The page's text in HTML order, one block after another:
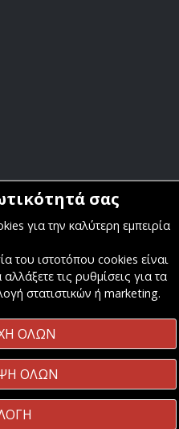
Κατασκευή & Φιλοξενία
σας
για την καλύτερη εμπειρία
του ιστοτόπου cookies είναι
τις ρυθμίσεις για τα
στατιστικών ή marketing.
ΟΛΩΝ
ΟΛΩΝ